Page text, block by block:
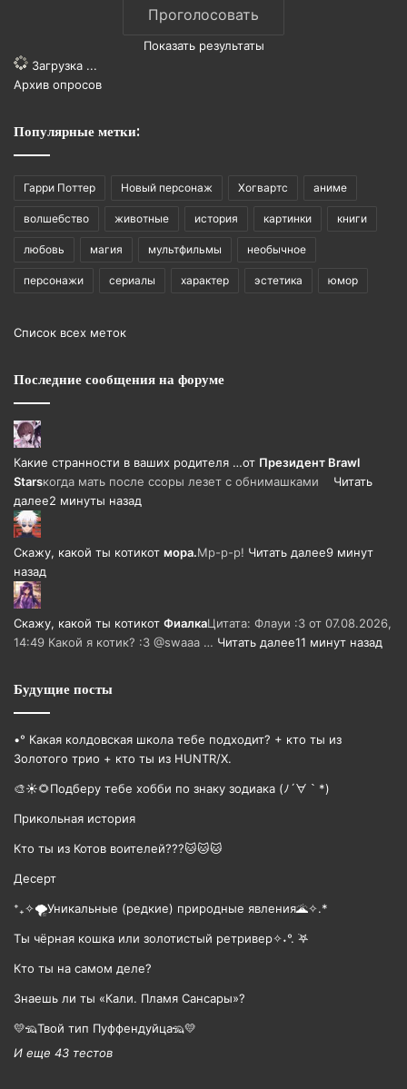
Показать результаты
Загрузка ...
Архив опросов
Популярные метки:
Гарри Поттер Новый персонаж Хогвартс аниме
волшебство животные история картинки книги
любовь магия мультфильмы необычное
персонажи сериалы характер эстетика юмор
Список всех меток
Последние сообщения на форуме
Какие странности в ваших родителя …от Президент Brawl
Starsкогда мать после ссоры лезет с обнимашками Читать
далее2 минуты назад
Скажу, какой ты котикот мора.Мр-р-р! Читать далее9 минут
назад
Скажу, какой ты котикот ФиалкаЦитата: Флауи :3 от 07.08.2026,
14:49 Какой я котик? :3 @swaaa … Читать далее11 минут назад
Будущие посты
•° Какая колдовская школа тебе подходит? + кто ты из
Золотого трио + кто ты из HUNTR/X.
🎨☀🌻Подберу тебе хобби по знаку зодиака (ﾉ´∀｀*)
Прикольная история
Кто ты из Котов воителей???🐱🐱🐱
Десерт
⁺₊✧🌪️Уникальные (редкие) природные явления🌋✧.*
Ты чёрная кошка или золотистый ретривер✧˖°. ࣪𖤐
Кто ты на самом деле?
Знаешь ли ты «Кали. Пламя Сансары»?
💛🦡Твой тип Пуффендуйца🦡💛
И еще 43 тестов